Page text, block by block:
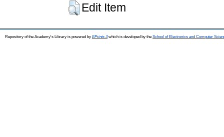
Edit Item
Repository of the Academy's Library is powered by EPrints 3which is developed by the School of Electronics and Computer